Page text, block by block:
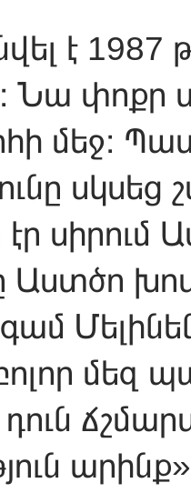
է
Նա փոքր
մեջ։
սիրում
մեզ